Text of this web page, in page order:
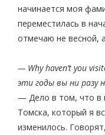
начинается моя
переместилась в
отмечаю не весной,
— Why haven’t you
эти годы вы ни разу
— Дело в том, что в
Томска, который я
изменилось.